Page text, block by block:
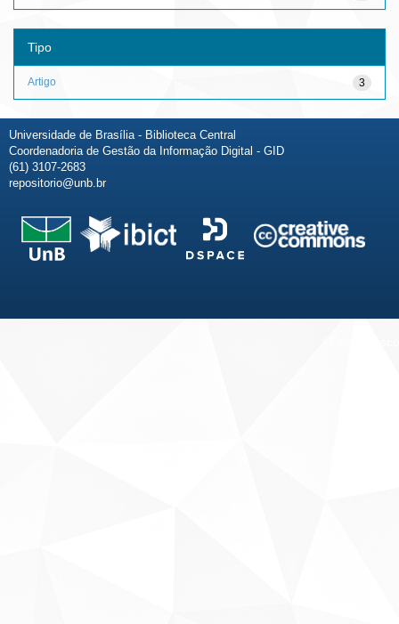
Tipo
3
Artigo
Universidade de Brasília - Biblioteca Central
Coordenadoria de Gestão da Informação Digital - GID
(61) 3107-2683
repositorio@unb.br